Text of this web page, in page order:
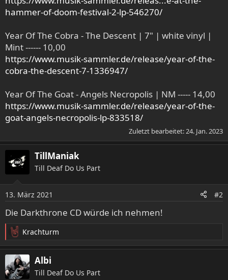
hammer-of-doom-festival-2-lp-546270/
Year Of The Cobra - The Descent | 7" | white vinyl |
Mint ------ 10,00
https://www.musik-sammler.de/release/year-of-the-
cobra-the-descent-7-1336947/
Year Of The Goat - Angels Necropolis | NM ----- 14,00
https://www.musik-sammler.de/release/year-of-the-
goat-angels-necropolis-lp-833518/
Zuletzt bearbeitet:24. Jan. 2023
TillManiak
Till Deaf Do Us Part
13. März 2021 #2
Die Darkthrone CD würde ich nehmen!
R
e
a
k
t
Krachturm
Albi
Till Deaf Do Us Part